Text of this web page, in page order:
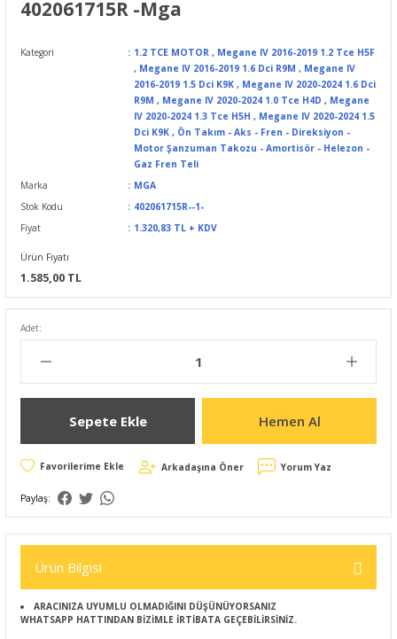
402061715R -Mga
Kategori 1.2 TCE MOTOR , Megane IV 2016-2019 1.2 Tce H5F
, Megane IV 2016-2019 1.6 Dci R9M , Megane IV
2016-2019 1.5 Dci K9K , Megane IV 2020-2024 1.6 Dci
R9M , Megane IV 2020-2024 1.0 Tce H4D , Megane
IV 2020-2024 1.3 Tce H5H , Megane IV 2020-2024 1.5
Dci K9K , Ön Takım - Aks - Fren - Direksiyon -
Motor Şanzuman Takozu - Amortisör - Helezon -
Gaz Fren Teli
Marka
MGA
Stok Kodu
402061715R--1-
Fiyat
1.320,83 TL + KDV
Ürün Fiyatı
1.585,00 TL
Adet:
Sepete Ekle Hemen Al
Arkadaşına Öner Yorum Yaz
Paylaş:
Ürün Bilgisi
ARACINIZA UYUMLU OLMADIĞINI DÜŞÜNÜYORSANIZ
WHATSAPP HATTINDAN BİZİMLE İRTİBATA GEÇEBİLİRSİNİZ.